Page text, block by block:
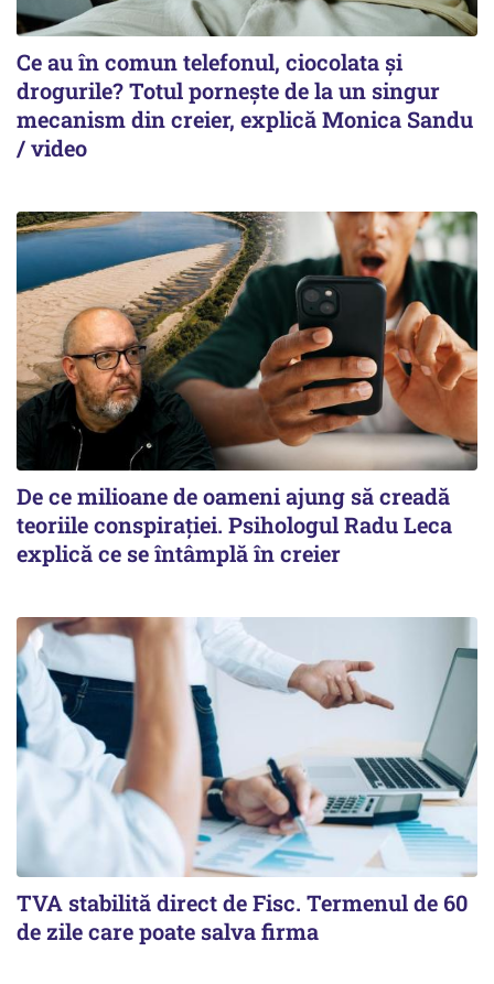
Ce au în comun telefonul, ciocolata și
drogurile? Totul pornește de la un singur
mecanism din creier, explică Monica Sandu
/ video
De ce milioane de oameni ajung să creadă
teoriile conspirației. Psihologul Radu Leca
explică ce se întâmplă în creier
TVA stabilită direct de Fisc. Termenul de 60
de zile care poate salva firma